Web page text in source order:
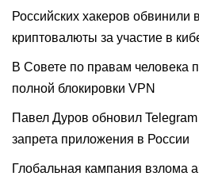
Российских хакеров обвинили
криптовалюты за участие в
В Совете по правам человека
полной блокировки VPN
Павел Дуров обновил
запрета приложения в России
Глобальная кампания взлома